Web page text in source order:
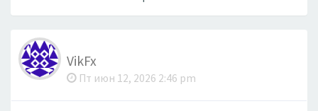
VikFx
Пт июн 12, 2026 2:46 pm